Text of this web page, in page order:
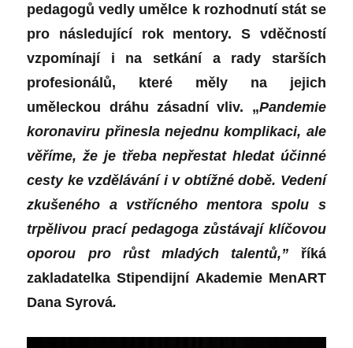
pedagogů vedly umělce k rozhodnutí stát se
pro následující rok mentory. S vděčností
vzpomínají i na setkání a rady starších
profesionálů, které měly na jejich
uměleckou dráhu zásadní vliv. „Pandemie
koronaviru přinesla nejednu komplikaci, ale
věříme, že je třeba nepřestat hledat účinné
cesty ke vzdělávání i v obtížné době. Vedení
zkušeného a vstřícného mentora spolu s
trpělivou prací pedagoga zůstávají klíčovou
oporou pro růst mladých talentů,” říká
zakladatelka Stipendijní Akademie MenART
Dana Syrová.